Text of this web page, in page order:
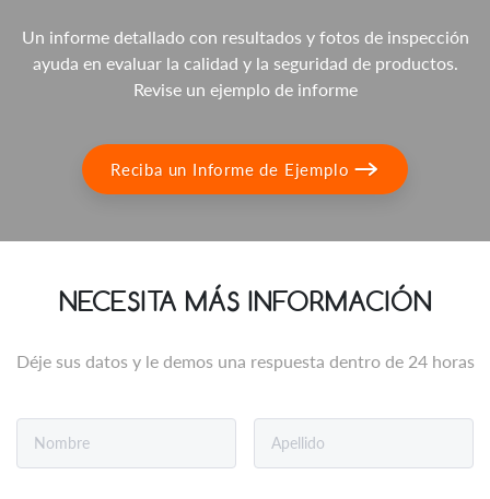
Un informe detallado con resultados y fotos de inspección
ayuda en evaluar la calidad y la seguridad de productos.
Revise un ejemplo de informe
Reciba un Informe de Ejemplo
NECESITA MÁS INFORMACIÓN
Déje sus datos y le demos una respuesta dentro de 24 horas